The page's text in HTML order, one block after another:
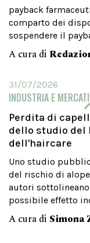
payback
comparto dei
sospendere il
A cura di
31/07/2026
INDUSTRIA E MERCATI
Perdita di
dello studio del
dell'haircare
Uno studio
del rischio di
autori
possibile effetto
A cura di Simona